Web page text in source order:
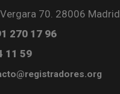
70. 28006 Madrid
270 17 96
11 59